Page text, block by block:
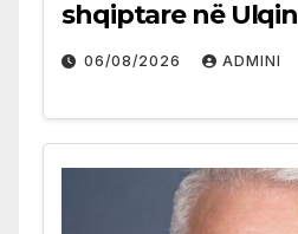
shqiptare në Ulqin
06/08/2026 ADMINI